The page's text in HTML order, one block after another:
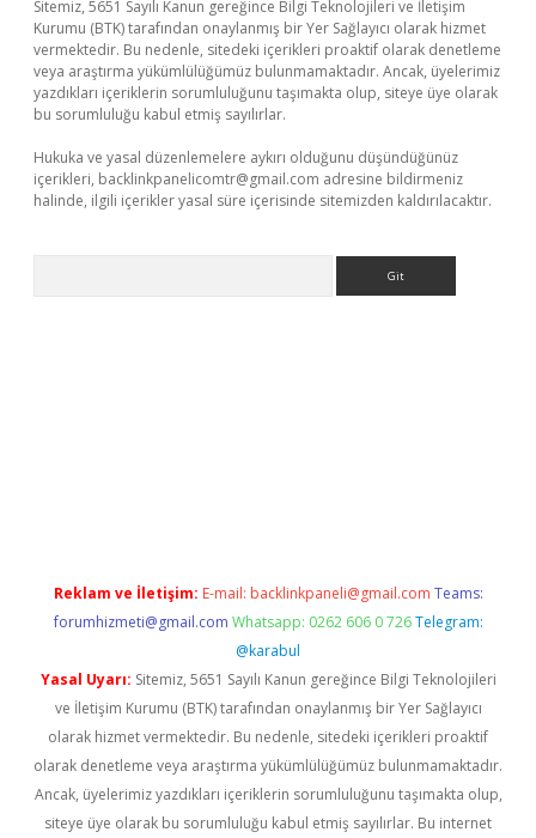
Sitemiz, 5651 Sayılı Kanun gereğince Bilgi Teknolojileri ve İletişim
Kurumu (BTK) tarafından onaylanmış bir Yer Sağlayıcı olarak hizmet
vermektedir. Bu nedenle, sitedeki içerikleri proaktif olarak denetleme
veya araştırma yükümlülüğümüz bulunmamaktadır. Ancak, üyelerimiz
yazdıkları içeriklerin sorumluluğunu taşımakta olup, siteye üye olarak
bu sorumluluğu kabul etmiş sayılırlar.
Hukuka ve yasal düzenlemelere aykırı olduğunu düşündüğünüz
içerikleri, backlinkpanelicomtr@gmail.com adresine bildirmeniz
halinde, ilgili içerikler yasal süre içerisinde sitemizden kaldırılacaktır.
Reklam ve İletişim: E-mail: backlinkpaneli@gmail.com Teams:
forumhizmeti@gmail.com Whatsapp: 0262 606 0 726 Telegram:
@karabul
Yasal Uyarı: Sitemiz, 5651 Sayılı Kanun gereğince Bilgi Teknolojileri
ve İletişim Kurumu (BTK) tarafından onaylanmış bir Yer Sağlayıcı
olarak hizmet vermektedir. Bu nedenle, sitedeki içerikleri proaktif
olarak denetleme veya araştırma yükümlülüğümüz bulunmamaktadır.
Ancak, üyelerimiz yazdıkları içeriklerin sorumluluğunu taşımakta olup,
siteye üye olarak bu sorumluluğu kabul etmiş sayılırlar. Bu internet